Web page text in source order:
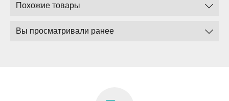
Похожие товары
Вы просматривали ранее